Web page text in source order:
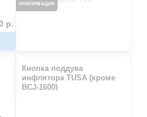
р.
ИНФОРМАЦИЯ
Кнопка поддува
инфлятора TUSA (кроме
BCJ-1600)